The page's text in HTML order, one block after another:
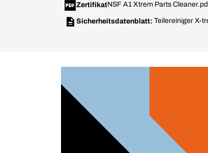
ZertifikatNSF A1 Xtrem Parts
Sicherheitsdatenblatt: Teilereiniger X-